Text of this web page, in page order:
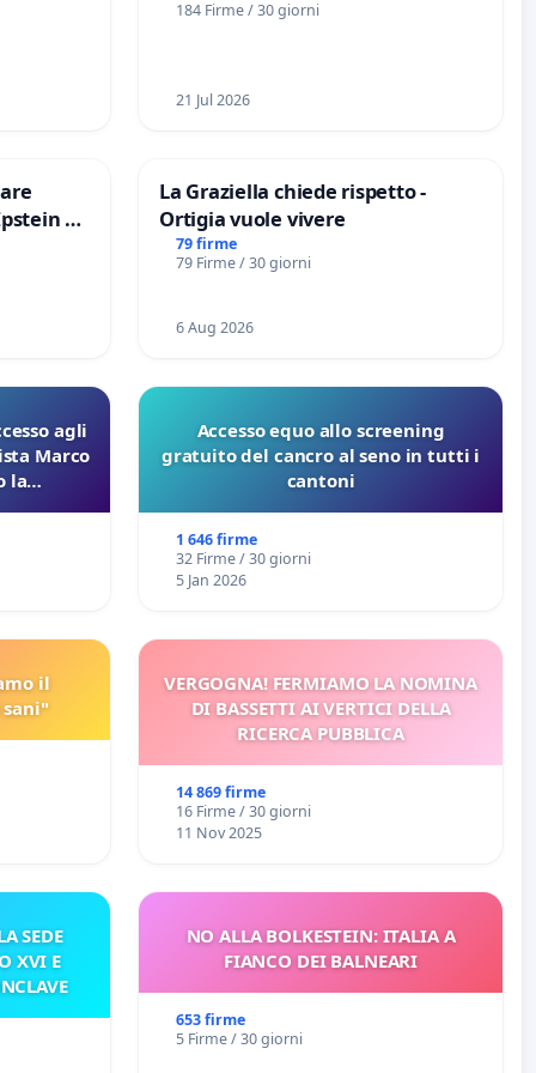
184 Firme / 30 giorni
21 Jul 2026
e
La Graziella chiede rispetto -
Ortigia vuole vivere
79 firme
79 Firme / 30 giorni
6 Aug 2026
agli
Marco
la
Accesso equo allo screening
gratuito del cancro al seno in tutti i
cantoni
1 646 firme
32 Firme / 30 giorni
5 Jan 2026
il
VERGOGNA! FERMIAMO LA NOMINA
DI BASSETTI AI VERTICI DELLA
RICERCA PUBBLICA
14 869 firme
16 Firme / 30 giorni
11 Nov 2025
SEDE
XVI E
NO ALLA BOLKESTEIN: ITALIA A
FIANCO DEI BALNEARI
653 firme
5 Firme / 30 giorni